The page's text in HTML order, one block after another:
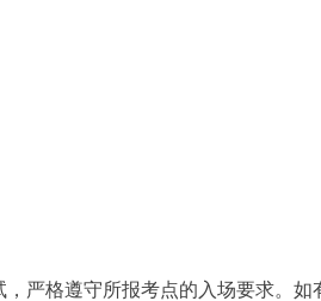
格遵守所报考点的入场要求。如